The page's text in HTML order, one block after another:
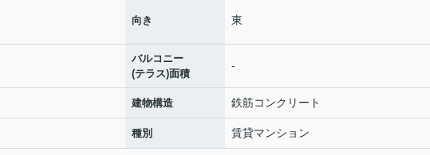
向き 東
バルコニー
(テラス)面積
-
建物構造 鉄筋コンクリート
種別 賃貸マンション